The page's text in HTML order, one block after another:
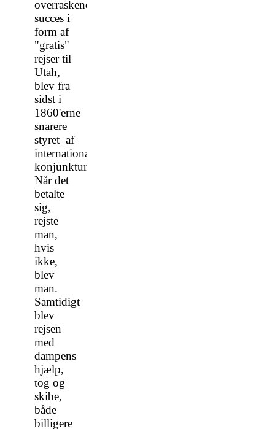
overraskende
succes i
form af
"gratis"
rejser til
Utah,
blev fra
sidst i
1860'erne
snarere
styret af
internationale
konjunkturer.
Når det
betalte
sig,
rejste
man,
hvis
ikke,
blev
man.
Samtidigt
blev
rejsen
med
dampens
hjælp,
tog og
skibe,
både
billigere